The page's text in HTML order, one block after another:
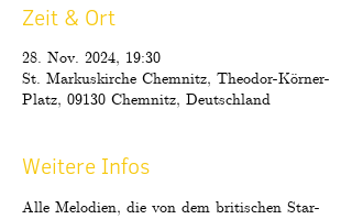
Zeit & Ort
28. Nov. 2024, 19:30
St. Markuskirche Chemnitz, Theodor-Körner-
Platz, 09130 Chemnitz, Deutschland
Weitere Infos
Alle Melodien, die von dem britischen Star-